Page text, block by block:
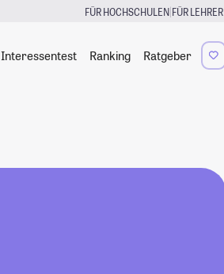
FÜR HOCHSCHULEN|FÜR LEHRER
Interessentest Ranking Ratgeber